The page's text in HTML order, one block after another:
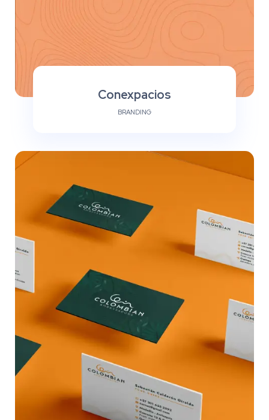
Conexpacios
BRANDING